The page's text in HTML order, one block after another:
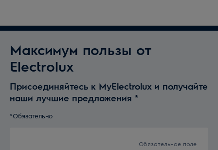
Максимум пользы от
Electrolux
Присоединяйтесь к MyElectrolux и получайте
наши лучшие предложения *
*Обязательно
Обязательное поле